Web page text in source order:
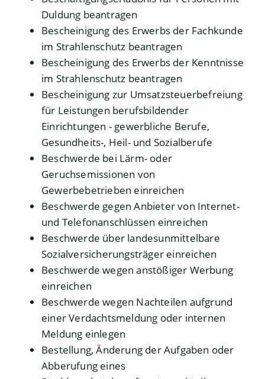
Duldung beantragen
Bescheinigung des Erwerbs der Fachkunde
im Strahlenschutz beantragen
Bescheinigung des Erwerbs der Kenntnisse
im Strahlenschutz beantragen
Bescheinigung zur Umsatzsteuerbefreiung
für Leistungen berufsbildender
Einrichtungen - gewerbliche Berufe,
Gesundheits-, Heil- und Sozialberufe
Beschwerde bei Lärm- oder
Geruchsemissionen von
Gewerbebetrieben einreichen
Beschwerde gegen Anbieter von Internet-
und Telefonanschlüssen einreichen
Beschwerde über landesunmittelbare
Sozialversicherungsträger einreichen
Beschwerde wegen anstößiger Werbung
einreichen
Beschwerde wegen Nachteilen aufgrund
einer Verdachtsmeldung oder internen
Meldung einlegen
Bestellung, Änderung der Aufgaben oder
Abberufung eines